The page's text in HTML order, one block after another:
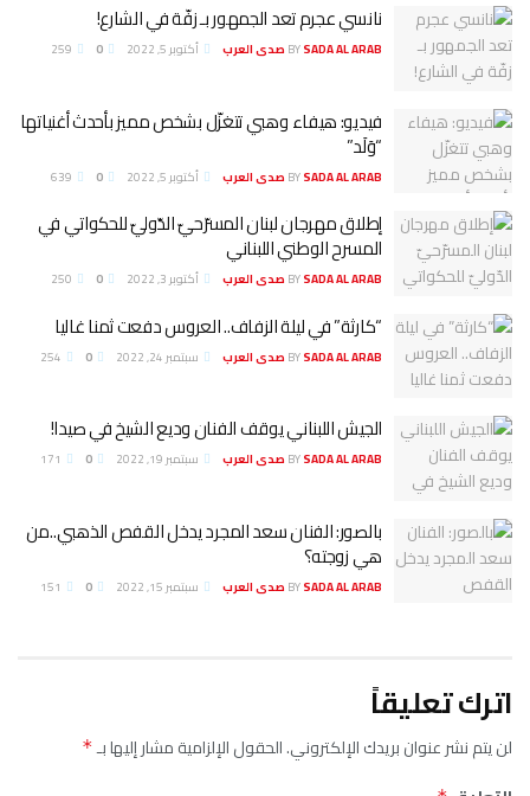
نانسي عجرم تعد الجمهور بـ زفّة في الشارع!
BYSADA AL ARAB صدى العرب أكتوبر 5, 2022
فيديو: هيفاء وهبي تتغزّل بشخص مميز بأحدث أغنياتها
“وَلَد”
BYSADA AL ARAB صدى العرب أكتوبر 5, 2022
إطلاق مهرجان لبنان المسرّحيّ الدّوليّ للحكواتي في
المسرح الوطني اللبناني
BYSADA AL ARAB صدى العرب أكتوبر 3, 2022
“كارثة” في ليلة الزفاف.. العروس دفعت ثمنا غاليا
BYSADA AL ARAB صدى العرب سبتمبر 24, 2022
الجيش اللبناني يوقف الفنان وديع الشيخ في صيدا!
BYSADA AL ARAB صدى العرب سبتمبر 19, 2022
بالصور: الفنان سعد المجرد يدخل القفص الذهبي..من
هي زوجته؟
BYSADA AL ARAB صدى العرب سبتمبر 15, 2022
اترك تعليقاً
لن يتم نشر عنوان بريدك الإلكتروني.الحقول الإلزامية مشار إليها بـ*